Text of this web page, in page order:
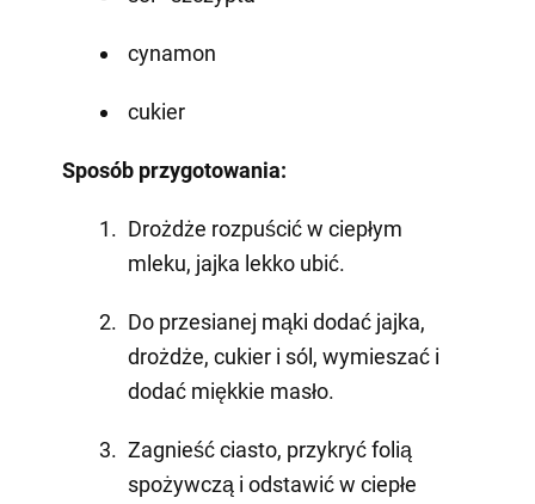
cynamon
cukier
Sposób przygotowania:
Drożdże rozpuścić w ciepłym
mleku, jajka lekko ubić.
Do przesianej mąki dodać jajka,
drożdże, cukier i sól, wymieszać i
dodać miękkie masło.
Zagnieść ciasto, przykryć folią
spożywczą i odstawić w ciepłe